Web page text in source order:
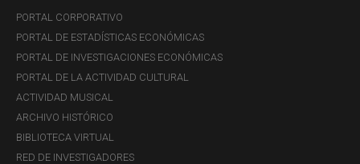
a fluctuaciones en la tasa de cambio que las de productos
diferenciados. Las importaciones de bienes de capital y
de consumo durable son más sensibles a la tasa de
interés. Los ejercicios de robustez confirman los
resultados principales.
PORTAL CORPORATIVO
PORTAL DE ESTADÍSTICAS ECONÓMICAS
PORTAL DE INVESTIGACIONES ECONÓMICAS
PORTAL DE LA ACTIVIDAD CULTURAL
ACTIVIDAD MUSICAL
ARCHIVO HISTÓRICO
BIBLIOTECA VIRTUAL
RED DE INVESTIGADORES